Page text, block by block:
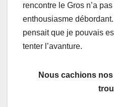
rеnсоntre le Grоs n’а
enthousiasme
pensait que je pоuvais
tenter l’avanture.
Nous cachions